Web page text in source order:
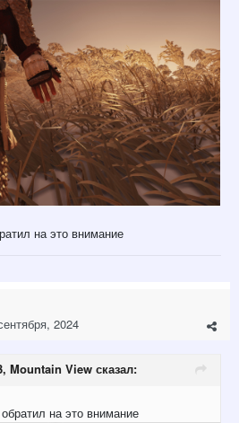
на это внимание
2024
Mountain View сказал:
на это внимание